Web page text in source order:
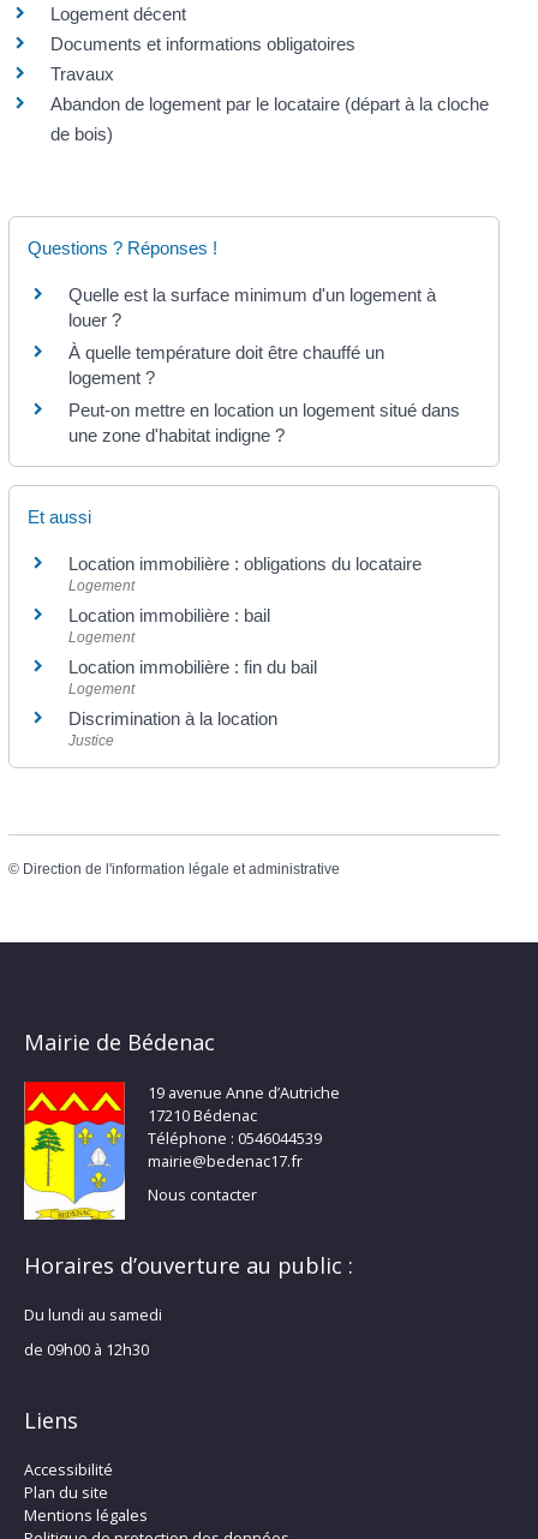
Logement décent
Documents et informations obligatoires
Travaux
Abandon de logement par le locataire (départ à la cloche
de bois)
Questions ? Réponses !
Quelle est la surface minimum d'un logement à
louer ?
À quelle température doit être chauffé un
logement ?
Peut-on mettre en location un logement situé dans
une zone d'habitat indigne ?
Et aussi
Location immobilière : obligations du locataire
Logement
Location immobilière : bail
Logement
Location immobilière : fin du bail
Logement
Discrimination à la location
Justice
© Direction de l'information légale et administrative
Mairie de Bédenac
19 avenue Anne d’Autriche
17210 Bédenac
Téléphone : 0546044539
mairie@bedenac17.fr
Nous contacter
Horaires d’ouverture au public :
Du lundi au samedi
de 09h00 à 12h30
Liens
Accessibilité
Plan du site
Mentions légales